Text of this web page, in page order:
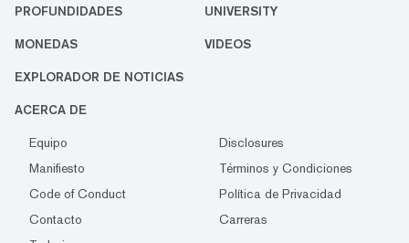
PROFUNDIDADES UNIVERSITY
MONEDAS VIDEOS
EXPLORADOR DE NOTICIAS
ACERCA DE
Equipo
Disclosures
Manifiesto
Términos y Condiciones
Code of Conduct
Política de Privacidad
Contacto
Carreras